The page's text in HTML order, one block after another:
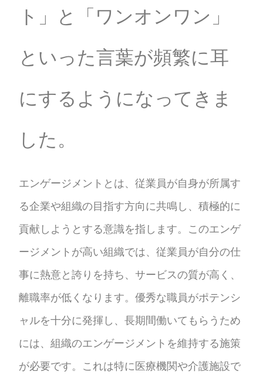
ト」と「ワンオンワン」
といった言葉が頻繁に耳
にするようになってきま
した。
エンゲージメントとは、従業員が自身が所属す
る企業や組織の目指す方向に共鳴し、積極的に
貢献しようとする意識を指します。このエンゲ
ージメントが高い組織では、従業員が自分の仕
事に熱意と誇りを持ち、サービスの質が高く、
離職率が低くなります。優秀な職員がポテンシ
ャルを十分に発揮し、長期間働いてもらうため
には、組織のエンゲージメントを維持する施策
が必要です。これは特に医療機関や介護施設で